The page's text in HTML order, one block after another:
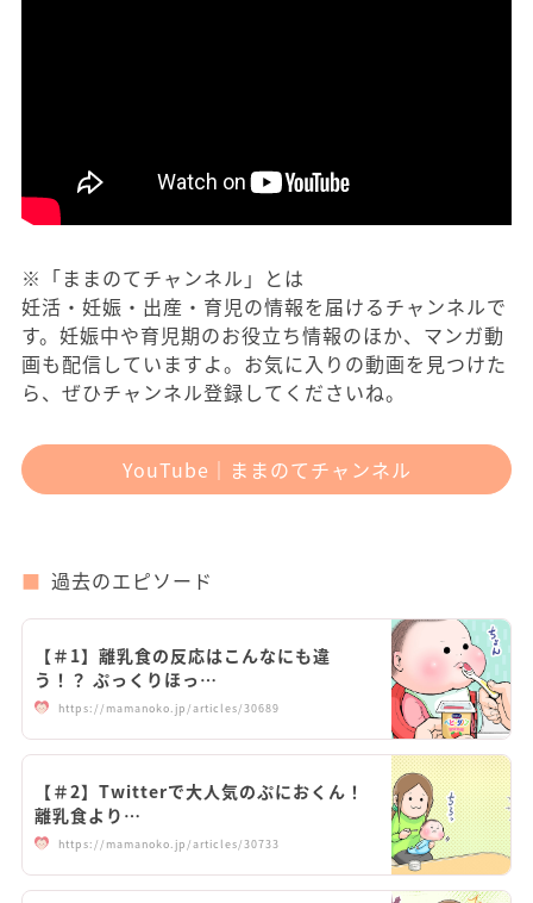
※「ままのてチャンネル」とは
妊活・妊娠・出産・育児の情報を届けるチャンネルで
す。妊娠中や育児期のお役立ち情報のほか、マンガ動
画も配信していますよ。お気に入りの動画を見つけた
ら、ぜひチャンネル登録してくださいね。
YouTube｜ままのてチャンネル
過去のエピソード
【＃1】離乳食の反応はこんなにも違
う！？ ぷっくりほっ…
https://mamanoko.jp/articles/30689
【＃2】Twitterで大人気のぷにおくん！
離乳食より…
https://mamanoko.jp/articles/30733